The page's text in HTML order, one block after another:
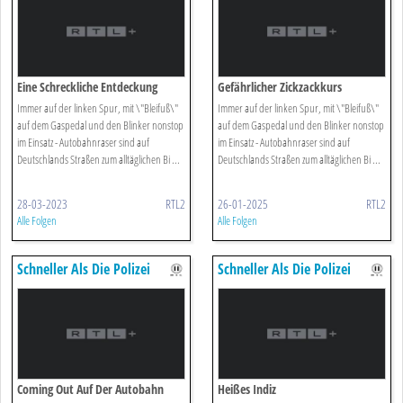
Eine Schreckliche Entdeckung
Immer auf der linken Spur, mit \"Bleifuß\"
auf dem Gaspedal und den Blinker nonstop
im Einsatz - Autobahnraser sind auf
Deutschlands Straßen zum alltäglichen Bi ...
28-03-2023 RTL2
Alle Folgen
Gefährlicher Zickzackkurs
Immer auf der linken Spur, mit \"Bleifuß\"
auf dem Gaspedal und den Blinker nonstop
im Einsatz - Autobahnraser sind auf
Deutschlands Straßen zum alltäglichen Bi ...
26-01-2025 RTL2
Alle Folgen
Schneller Als Die Polizei
Erlaubt
Coming Out Auf Der Autobahn
Schneller Als Die Polizei
Erlaubt
Heißes Indiz